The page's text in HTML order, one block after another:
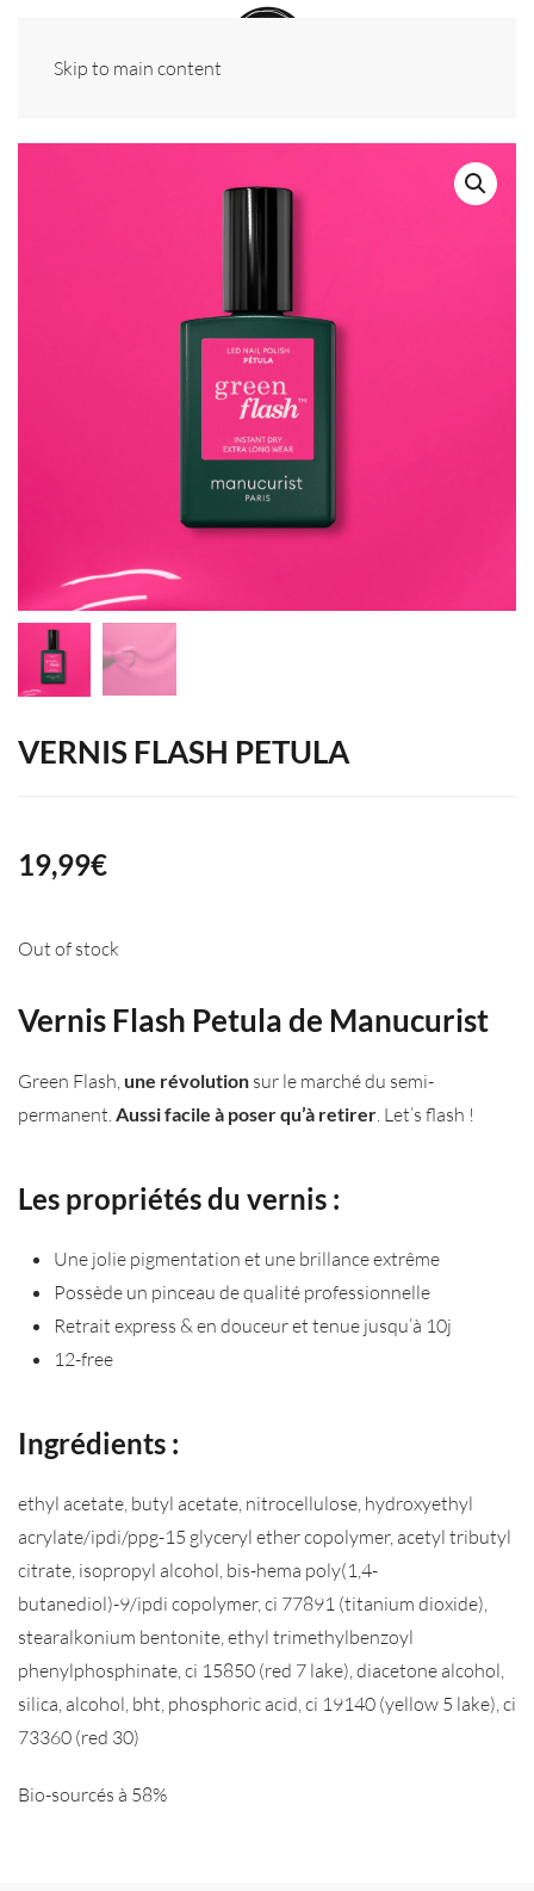
Skip to main content
VERNIS FLASH PETULA
19,99€
Out of stock
Vernis Flash Petula de Manucurist
Green Flash, une révolution sur le marché du semi-
permanent. Aussi facile à poser qu’à retirer . Let’s flash !
Les propriétés du vernis :
Une jolie pigmentation et une brillance extrême
Possède un pinceau de qualité professionnelle
Retrait express & en douceur et tenue jusqu’à 10j
12-free
Ingrédients :
ethyl acetate, butyl acetate, nitrocellulose, hydroxyethyl
acrylate/ipdi/ppg-15 glyceryl ether copolymer, acetyl tributyl
citrate, isopropyl alcohol, bis-hema poly(1,4-
butanediol)-9/ipdi copolymer, ci 77891 (titanium dioxide),
stearalkonium bentonite, ethyl trimethylbenzoyl
phenylphosphinate, ci 15850 (red 7 lake), diacetone alcohol,
silica, alcohol, bht, phosphoric acid, ci 19140 (yellow 5 lake), ci
73360 (red 30)
Bio-sourcés à 58%